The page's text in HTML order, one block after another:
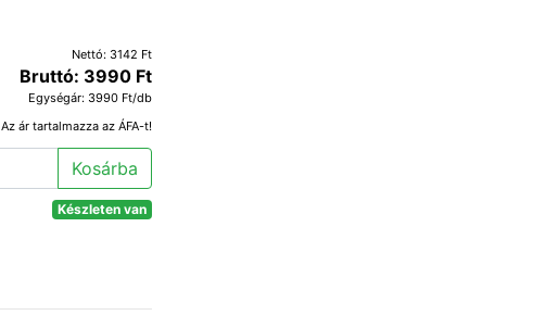
Nettó: 3142 Ft
Bruttó: 3990 Ft
Egységár: 3990 Ft/db
Az ár tartalmazza az ÁFA-t!
Kosárba
Készleten van